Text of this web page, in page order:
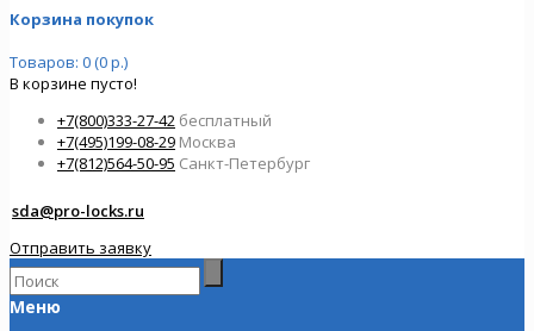
Корзина покупок
Товаров: 0 (0 р.)
В корзине пусто!
+7(800)333-27-42 бесплатный
+7(495)199-08-29 Москва
+7(812)564-50-95 Санкт-Петербург
sda@pro-locks.ru
Отправить заявку
Меню